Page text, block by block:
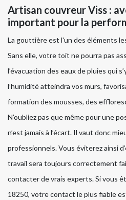
Artisan couvreur Viss :
important pour la
La gouttière est l'un des éléments
Sans elle, votre toit ne pourra pas
l’évacuation des eaux de pluies qui
l’humidité atteindra vos murs,
formation des mousses, des
N’oubliez pas que même pour une
n’est jamais à l’écart. Il vaut donc
professionnels. Vous éviterez ainsi
travail sera toujours correctement
contacter de vrais experts. Si vous
18250, votre contact le plus fiable